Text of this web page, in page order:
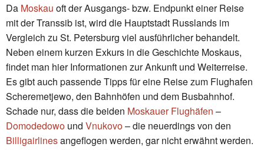
Da Moskau oft der Ausgangs- bzw. Endpunkt einer Reise
mit der Transsib ist, wird die Hauptstadt Russlands im
Vergleich zu St. Petersburg viel ausführlicher behandelt.
Neben einem kurzen Exkurs in die Geschichte Moskaus,
findet man hier Informationen zur Ankunft und Weiterreise.
Es gibt auch passende Tipps für eine Reise zum Flughafen
Scheremetjewo, den Bahnhöfen und dem Busbahnhof.
Schade nur, dass die beiden Moskauer Flughäfen –
Domodedowo und Vnukovo– die neuerdings von den
Billigairlinesangeflogen werden, gar nicht erwähnt werden.